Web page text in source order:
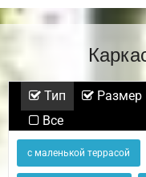
Тип Размер
Все
с маленькой террасой